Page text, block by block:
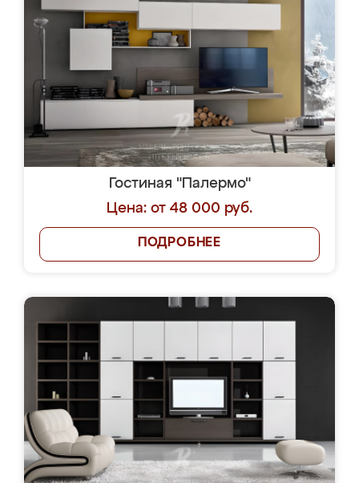
Гостиная "Палермо"
Цена: от 48 000 руб.
ПОДРОБНЕЕ